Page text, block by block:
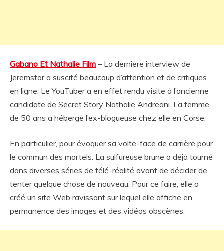
Gabano Et Nathalie Film – La dernière interview de
Jeremstar a suscité beaucoup d’attention et de critiques
en ligne. Le YouTuber a en effet rendu visite à l’ancienne
candidate de Secret Story Nathalie Andreani. La femme
de 50 ans a hébergé l’ex-blogueuse chez elle en Corse.
En particulier, pour évoquer sa volte-face de carrière pour
le commun des mortels. La sulfureuse brune a déjà tourné
dans diverses séries de télé-réalité avant de décider de
tenter quelque chose de nouveau. Pour ce faire, elle a
créé un site Web ravissant sur lequel elle affiche en
permanence des images et des vidéos obscènes.